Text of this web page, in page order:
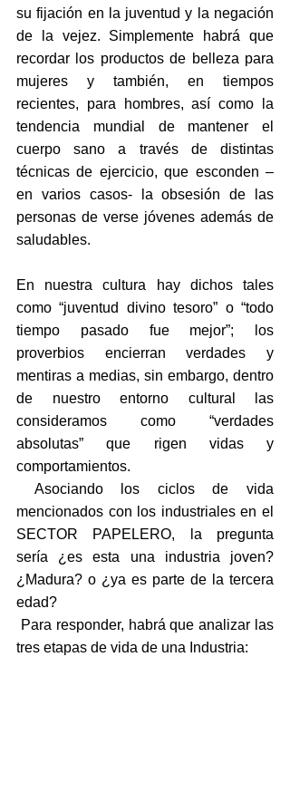
su fijación en la juventud y la negación
de la vejez. Simplemente habrá que
recordar los productos de belleza para
mujeres y también, en tiempos
recientes, para hombres, así como la
tendencia mundial de mantener el
cuerpo sano a través de distintas
técnicas de ejercicio, que esconden –
en varios casos- la obsesión de las
personas de verse jóvenes además de
saludables.
En nuestra cultura hay dichos tales
como “juventud divino tesoro” o “todo
tiempo pasado fue mejor”; los
proverbios encierran verdades y
mentiras a medias, sin embargo, dentro
de nuestro entorno cultural las
consideramos como “verdades
absolutas” que rigen vidas y
comportamientos.
mencionados con los industriales en el
SECTOR PAPELERO, la pregunta
sería ¿es esta una industria joven?
¿Madura? o ¿ya es parte de la tercera
edad?
tres etapas de vida de una Industria: